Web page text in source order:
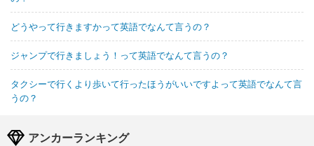
どうやって行きますかって英語でなんて言うの？
ジャンプで行きましょう！って英語でなんて言うの？
タクシーで行くより歩いて行ったほうがいいですよって英語でなんて言
うの？
アンカーランキング